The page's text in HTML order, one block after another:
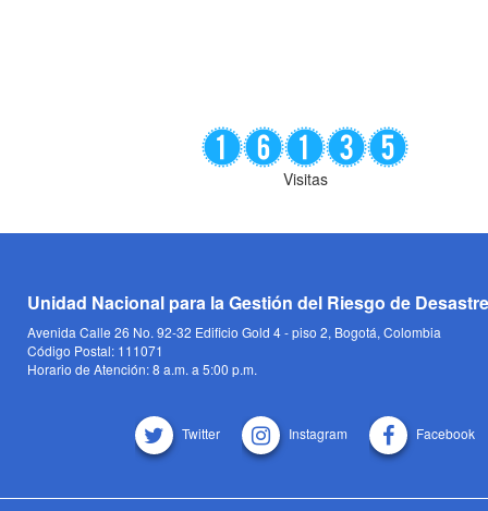
Visitas
Unidad Nacional para la Gestión del Riesgo de
Avenida Calle 26 No. 92-32 Edificio Gold 4 - piso 2, Bogotá, Colombia
Código Postal: 111071
Horario de Atención: 8 a.m. a 5:00 p.m.
Twitter Instagram Facebook